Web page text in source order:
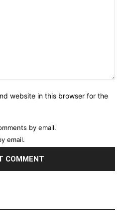
website in this browser for the
by email.
email.